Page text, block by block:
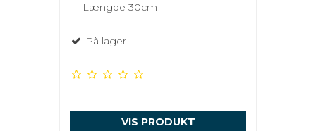
Længde 30cm
På lager
VIS PRODUKT